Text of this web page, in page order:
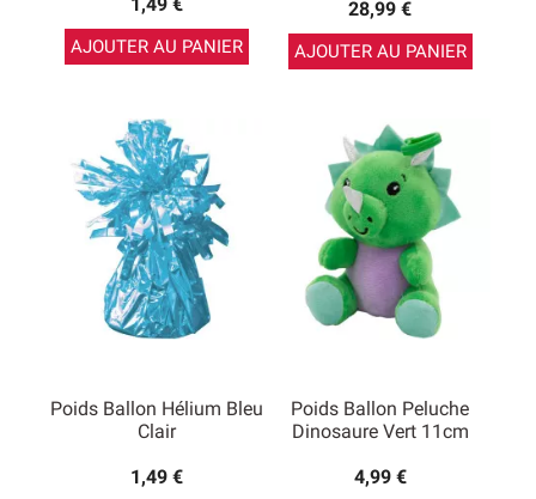
AJOUTER AU PANIER
28,99 €
AJOUTER AU PANIER
Poids Ballon Hélium Bleu
Clair
1,49 €
Poids Ballon Peluche
Dinosaure Vert 11cm
4,99 €